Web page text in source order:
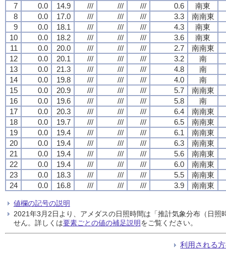
7
0.0 14.9 /// /// /// 0.6
南東
8
0.0 17.0 /// /// /// 3.3
南南東
9
0.0 18.1 /// /// /// 4.3
南東
10
0.0 18.2 /// /// /// 3.6
南東
11
0.0 20.0 /// /// /// 2.7
南南東
12
0.0 20.1 /// /// /// 3.2
南
13
0.0 21.3 /// /// /// 4.8
南
14
0.0 19.8 /// /// /// 4.0
南
15
0.0 20.9 /// /// /// 5.7
南南東
16
0.0 19.6 /// /// /// 5.8
南
17
0.0 20.3 /// /// /// 6.4
南南東
18
0.0 19.7 /// /// /// 6.5
南南東
19
0.0 19.4 /// /// /// 6.1
南南東
20
0.0 19.4 /// /// /// 6.3
南南東
21
0.0 19.4 /// /// /// 5.6
南南東
22
0.0 19.4 /// /// /// 6.0
南南東
23
0.0 18.3 /// /// /// 5.5
南南東
24
0.0 16.8 /// /// /// 3.9 南南東
値欄の記号の説明
2021年3月2日より、アメダスの日照時間は「推計気象分布（日
せん。詳しくは要素ごとの値の補足説明をご覧ください。
利用される